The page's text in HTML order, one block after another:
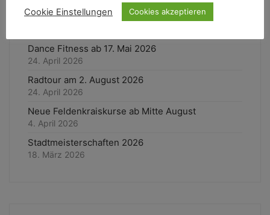
Wandergruppe / Fotos
Dance Fitness ab 17. Mai 2026
24. April 2026
Radtour am 2. August 2026
24. April 2026
Neue Feldenkraiskurse ab Mitte August
4. April 2026
Stadtmeisterschaften 2026
18. März 2026
Cookie Einstellungen Cookies akzeptieren